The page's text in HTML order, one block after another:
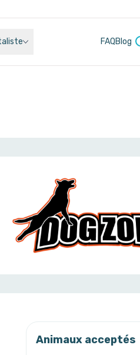
FAQBlog
Animaux acceptés